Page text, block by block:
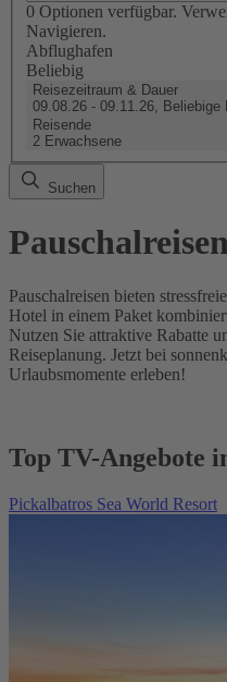
0 Optionen verfügbar.
Navigieren.
Abflughafen
Beliebig
Reisezeitraum & Dauer
09.08.26 - 09.11.26, Beliebige
Reisende
2 Erwachsene
Suchen
Pauschalreisen bieten
Hotel in einem Paket
Nutzen Sie attraktive Rabatte
Reiseplanung. Jetzt bei
Urlaubsmomente erleben!
Top TV-Angebote
Pickalbatros Sea World Resort